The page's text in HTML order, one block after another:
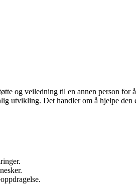
og veiledning til en annen person
utvikling. Det handler om å hjelpe